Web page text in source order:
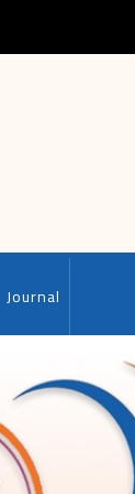
Journal